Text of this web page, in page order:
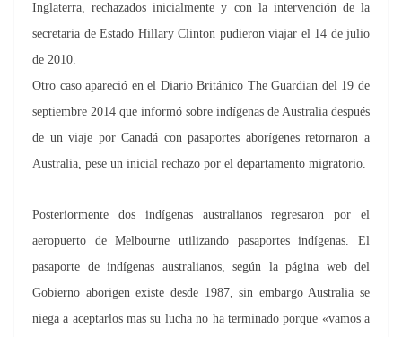
Inglaterra, rechazados inicialmente y con la intervención de la
secretaria de Estado Hillary Clinton pudieron viajar el 14 de julio
de 2010.
Otro caso apareció en el Diario Británico The Guardian del 19 de
septiembre 2014 que informó sobre indígenas de Australia después
de un viaje por Canadá con pasaportes aborígenes retornaron a
Australia, pese un inicial rechazo por el departamento migratorio.
Posteriormente dos indígenas australianos regresaron por el
aeropuerto de Melbourne utilizando pasaportes indígenas. El
pasaporte de indígenas australianos, según la página web del
Gobierno aborigen existe desde 1987, sin embargo Australia se
niega a aceptarlos mas su lucha no ha terminado porque «vamos a